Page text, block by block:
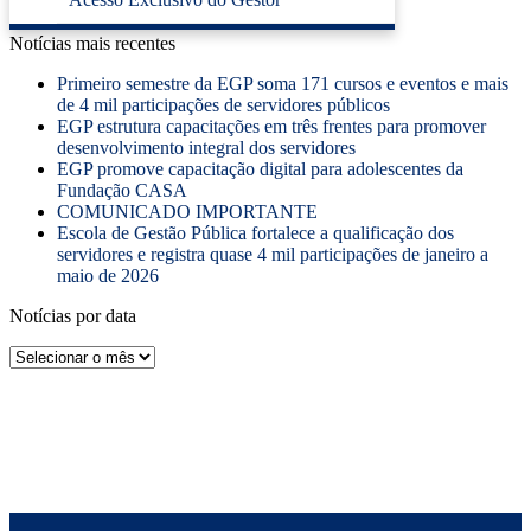
Notícias mais recentes
Primeiro semestre da EGP soma 171 cursos e eventos e mais
de 4 mil participações de servidores públicos
EGP estrutura capacitações em três frentes para promover
desenvolvimento integral dos servidores
EGP promove capacitação digital para adolescentes da
Fundação CASA
COMUNICADO IMPORTANTE
Escola de Gestão Pública fortalece a qualificação dos
servidores e registra quase 4 mil participações de janeiro a
maio de 2026
Notícias por data
Notícias